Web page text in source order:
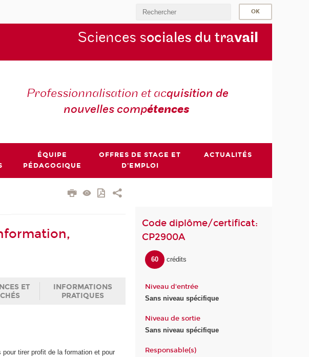
Sciences sociales du travail
Professionnalisation et acquisition de
nouvelles compétences
ÉQUIPE
PÉDAGOGIQUE
OFFRES DE STAGE ET
D'EMPLOI
ACTUALITÉS
ET
INFORMATIONS
PRATIQUES
tirer profit de la formation et pour
Code diplôme/certificat:
CP2900A
60 crédits
Niveau d'entrée
Sans niveau spécifique
Niveau de sortie
Sans niveau spécifique
Responsable(s)